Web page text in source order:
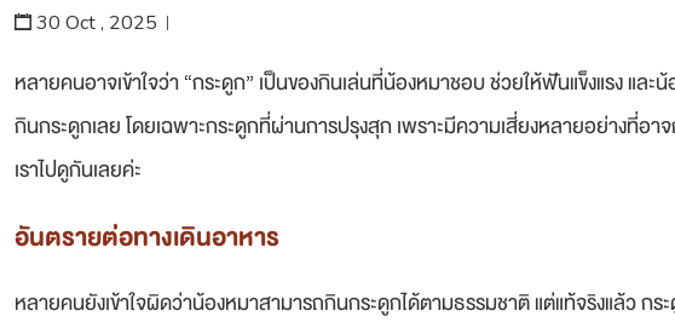
30 Oct , 2025
หลายคนอาจเข้าใจว่า “กระดูก” เป็นของกินเล่นที่น้องหมาชอบ ช่วยให้ฟันแข็งแรง แล
กินกระดูกเลย โดยเฉพาะกระดูกที่ผ่านการปรุงสุก เพราะมีความเสี่ยงหลายอย่างที่อา
เราไปดูกันเลยค่ะ
อันตรายต่อทางเดินอาหาร
หลายคนยังเข้าใจผิดว่าน้องหมาสามารถกินกระดูกได้ตามธรรมชาติ แต่แท้จริงแล้ว ก